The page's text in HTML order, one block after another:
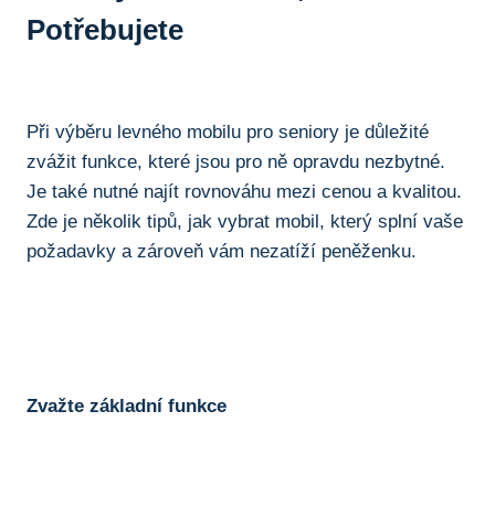
Potřebujete
Při výběru levného mobilu pro seniory je důležité
zvážit funkce, ‍které jsou pro ně opravdu ⁢nezbytné.
Je také nutné najít rovnováhu mezi cenou a kvalitou.
Zde je několik tipů, jak vybrat mobil, ⁤který splní vaše
požadavky a zároveň vám nezatíží peněženku.
Zvažte základní funkce